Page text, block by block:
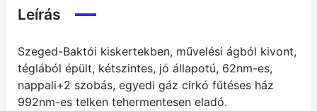
Leírás
Szeged-Baktói kiskertekben, művelési ágból kivont,
téglából épült, kétszintes, jó állapotú, 62nm-es,
nappali+2 szobás, egyedi gáz cirkó fűtéses ház
992nm-es telken tehermentesen eladó.